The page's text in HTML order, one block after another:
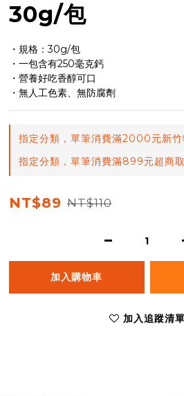
30g/包
・規格：30g/包
・一包含有250毫克鈣
・營養好吃香醇可口
・無人工色素、無防腐劑
指定分類，單筆消費滿2000元新竹
指定分類，單筆消費滿899元超商
NT$89 NT$110
加入購物車
加入追蹤清單